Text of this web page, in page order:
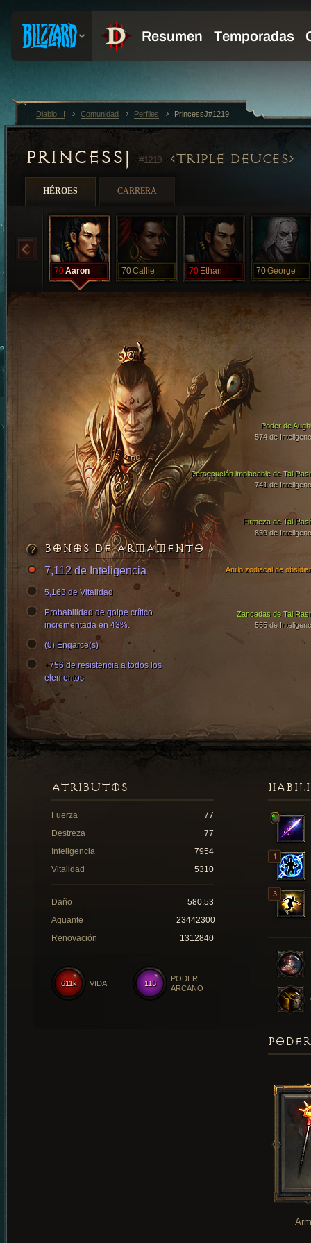
PRINCESSJ#1219 TRIPLE DEUCES
HÉROES CARRERA
70Aaron 70Callie 70 Ethan 70George
Persecución implacable de Tal
741 de
Firmeza de Tal
859 de
Poder de
574 de
Zancadas de Tal
555 de
Anillo zodiacal de
BONOS DE ARMAMENTO
7,112 de Inteligencia
5,163 de Vitalidad
Probabilidad de golpe crítico
incrementada en 43%.
(0) Engarce(s)
+756 de resistencia a todos los
elementos
ATRIBUTOS
Fuerza
77
Destreza
77
Inteligencia
7954
Vitalidad
5310
Daño
580.53
Aguante
23442300
Renovación
1312840
113
PODER
ARCANO
611k VIDA
Diablo III Comunidad Perfiles PrincessJ#1219